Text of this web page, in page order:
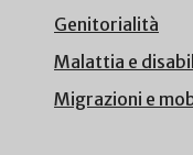
Genitorialità
Malattia e
Migrazioni e